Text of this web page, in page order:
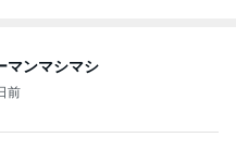
マンマシマシ
前